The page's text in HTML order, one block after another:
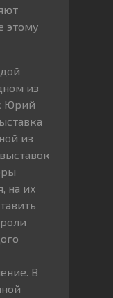
этому
из
Юрий
из
на их
В